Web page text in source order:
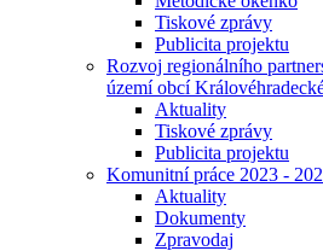
Tiskové zprávy
Publicita projektu
Rozvoj regionálního
území obcí
Aktuality
Tiskové zprávy
Publicita projektu
Komunitní práce 2023 -
Aktuality
Dokumenty
Zpravodaj